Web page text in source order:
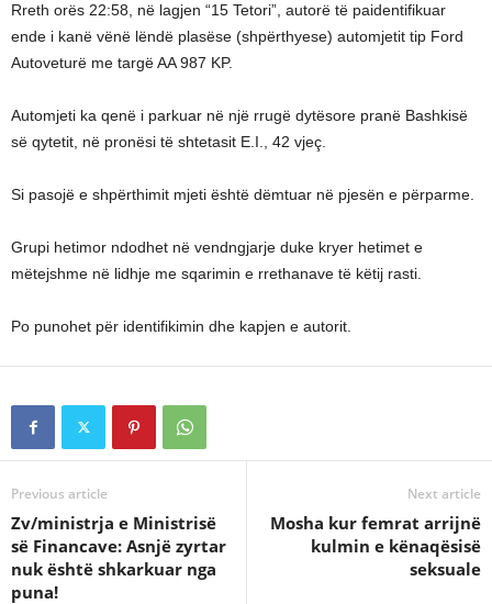
Rreth orës 22:58, në lagjen “15 Tetori”, autorë të paidentifikuar
ende i kanë vënë lëndë plasëse (shpërthyese) automjetit tip Ford
Autoveturë me targë AA 987 KP.
Automjeti ka qenë i parkuar në një rrugë dytësore pranë Bashkisë
së qytetit, në pronësi të shtetasit E.I., 42 vjeç.
Si pasojë e shpërthimit mjeti është dëmtuar në pjesën e përparme.
Grupi hetimor ndodhet në vendngjarje duke kryer hetimet e
mëtejshme në lidhje me sqarimin e rrethanave të këtij rasti.
Po punohet për identifikimin dhe kapjen e autorit.
Previous article
Zv/ministrja e Ministrisë
së Financave: Asnjë zyrtar
nuk është shkarkuar nga
puna!
Next article
Mosha kur femrat arrijnë
kulmin e kënaqësisë
seksuale